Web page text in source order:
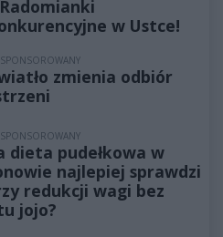
Radomianki
w Ustce!
zmienia odbiór
dieta pudełkowa w
najlepiej sprawdzi
redukcji wagi bez
jojo?